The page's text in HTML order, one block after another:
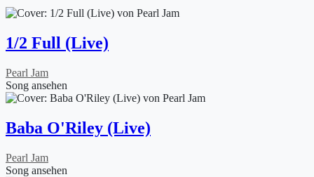
1/2 Full (Live)
Pearl Jam
Song ansehen
Baba O'Riley (Live)
Pearl Jam
Song ansehen